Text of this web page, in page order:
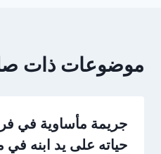
موضوعات ذات
جريمة مأساوية في
حياته على يد ابنه في